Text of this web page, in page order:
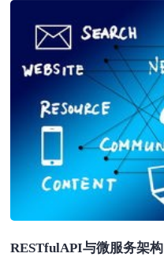
RESTfulAPI与微服务架构